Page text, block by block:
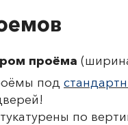
проёма
под
по